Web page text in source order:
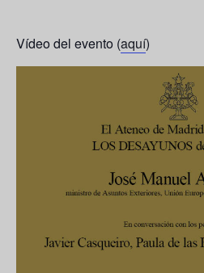
Vídeo del evento (aquí)